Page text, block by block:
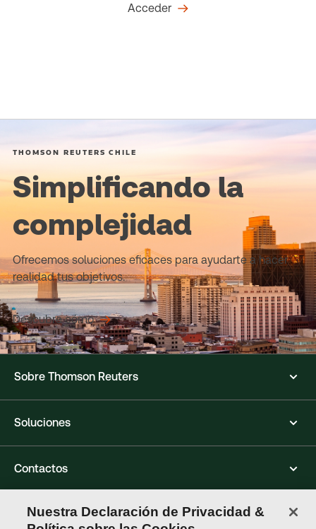
Acceder
THOMSON REUTERS CHILE
Simplificando la
complejidad
Ofrecemos soluciones eficaces para ayudarte a hacer
realidad tus objetivos.
Descubre cómo
Sobre Thomson Reuters
Soluciones
Contactos
Conéctate con nosotros
Nuestra Declaración de Privacidad &